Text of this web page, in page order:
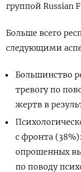
группой Russian
Больше всего
следующими
Большинство
тревогу по
жертв в
с фронта
опрошенных
по поводу